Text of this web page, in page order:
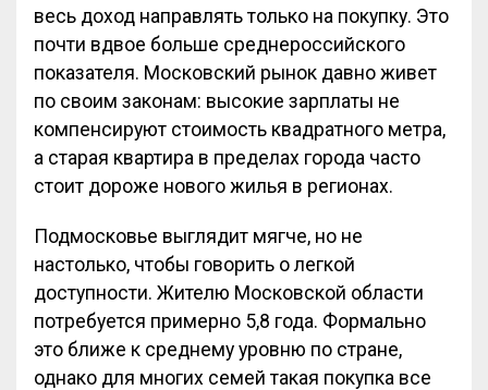
весь доход направлять только на покупку. Это
почти вдвое больше среднероссийского
показателя. Московский рынок давно живет
по своим законам: высокие зарплаты не
компенсируют стоимость квадратного метра,
а старая квартира в пределах города часто
стоит дороже нового жилья в регионах.
Подмосковье выглядит мягче, но не
настолько, чтобы говорить о легкой
доступности. Жителю Московской области
потребуется примерно 5,8 года. Формально
это ближе к среднему уровню по стране,
однако для многих семей такая покупка все